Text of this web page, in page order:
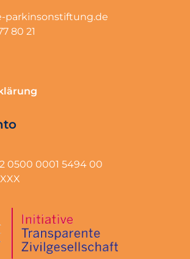
parkinsonstiftung.de
80 21
0500 0001 5494 00